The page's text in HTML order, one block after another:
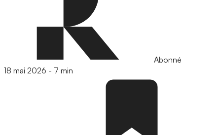
Abonné
18 mai 2026 - 7 min